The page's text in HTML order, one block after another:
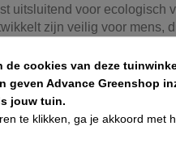
uitsluitend voor ecologisch
zijn veilig voor mens,
de cookies van deze
geven Advance Greenshop
jouw tuin.
te klikken, ga je akkoord met